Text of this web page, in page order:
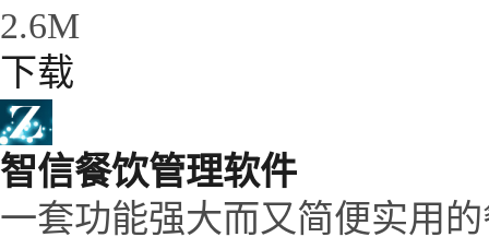
2.6M
下载
智信餐饮管理软件
一套功能强大而又简便实用